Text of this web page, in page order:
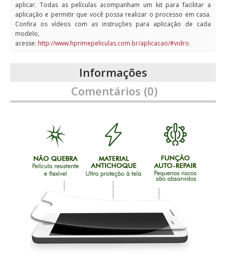
aplicar. Todas as películas acompanham um kit para facilitar a
aplicação e permitir que você possa realizar o processo em casa.
Confira os vídeos com as instruções para aplicação de cada
modelo,
acesse: http://www.hprimepeliculas.com.br/aplicacao/#vidro
Informações
Comentários (0)